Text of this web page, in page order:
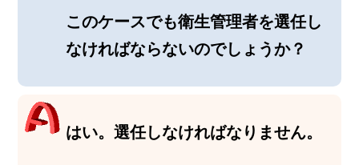
このケースでも衛生管理者を選任し
なければならないのでしょうか？
はい。選任しなければなりません。